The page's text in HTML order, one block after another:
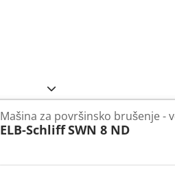
Mašina za površinsko brušenje -
ELB-SchliffSWN 8 ND